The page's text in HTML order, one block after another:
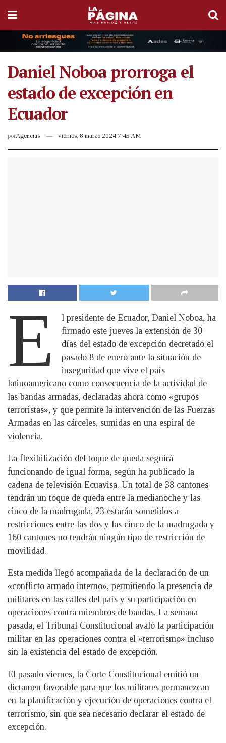
Daniel Noboa prorroga el
estado de excepción en
Ecuador
porAgencias viernes, 8 marzo 2024 7:45 AM
E
l presidente de Ecuador, Daniel Noboa, ha
firmado este jueves la extensión de 30
días del estado de excepción decretado el
pasado 8 de enero ante la situación de
inseguridad que vive el país
latinoamericano como consecuencia de la actividad de
las bandas armadas, declaradas ahora como «grupos
terroristas», y que permite la intervención de las Fuerzas
Armadas en las cárceles, sumidas en una espiral de
violencia.
La flexibilización del toque de queda seguirá
funcionando de igual forma, según ha publicado la
cadena de televisión Ecuavisa. Un total de 38 cantones
tendrán un toque de queda entre la medianoche y las
cinco de la madrugada, 23 estarán sometidos a
restricciones entre las dos y las cinco de la madrugada y
160 cantones no tendrán ningún tipo de restricción de
movilidad.
Esta medida llegó acompañada de la declaración de un
«conflicto armado interno», permitiendo la presencia de
militares en las calles del país y su participación en
operaciones contra miembros de bandas. La semana
pasada, el Tribunal Constitucional avaló la participación
militar en las operaciones contra el «terrorismo» incluso
sin la existencia del estado de excepción.
El pasado viernes, la Corte Constitucional emitió un
dictamen favorable para que los militares permanezcan
en la planificación y ejecución de operaciones contra el
terrorismo, sin que sea necesario declarar el estado de
excepción.